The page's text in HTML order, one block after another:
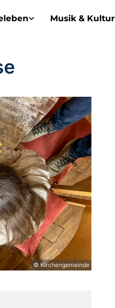
Musik & Kultur
© Kirchengemeinde